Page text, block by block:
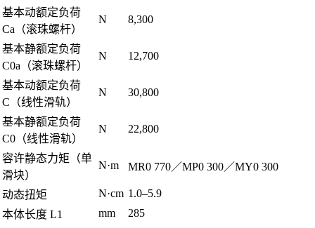
基本动额定负荷
Ca（滚珠螺杆）
N 8,300
基本静额定负荷
C0a（滚珠螺杆）
N 12,700
基本动额定负荷
C（线性滑轨）
N 30,800
基本静额定负荷
C0（线性滑轨）
N 22,800
容许静态力矩（单
滑块）
N·m MR0 770／MP0 300／MY0 300
动态扭矩 N·cm 1.0–5.9
本体长度 L1
mm
285